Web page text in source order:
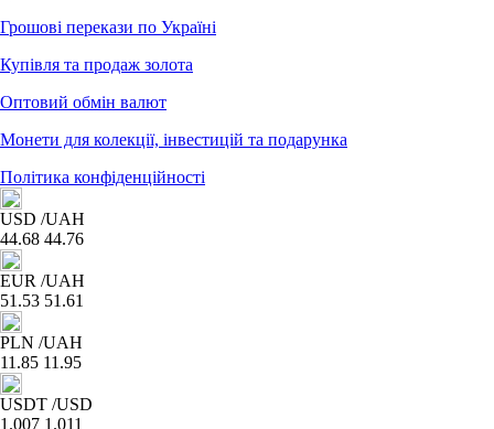
Грошові перекази по Україні
Купівля та продаж золота
Оптовий обмін валют
Монети для колекції, інвестицій та подарунка
Політика конфіденційності
USD /UAH
44.68 44.76
EUR /UAH
51.53 51.61
PLN /UAH
11.85 11.95
USDT /USD
1.007 1.011